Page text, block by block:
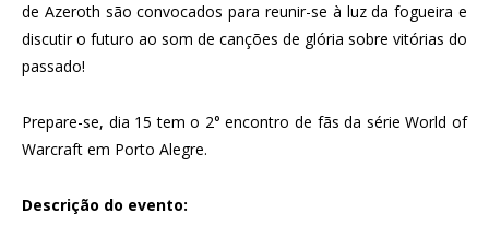
de Azeroth são convocados para reunir-se à luz da fogueira e
discutir o futuro ao som de canções de glória sobre vitórias do
passado!
Prepare-se, dia 15 tem o 2° encontro de fãs da série World of
Warcraft em Porto Alegre.
Descrição do evento: